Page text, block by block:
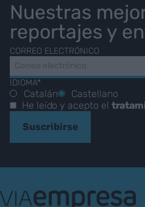
Nuestras
reportajes y
CORREO ELECTRÓNICO
IDIOMA*
Catalán
Castellano
He leído y acepto el
Suscribirse